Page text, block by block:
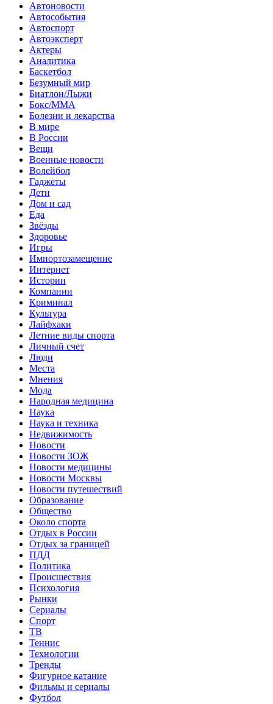
Автоновости
Автособытия
Автоспорт
Автоэксперт
Актеры
Аналитика
Баскетбол
Безумный мир
Биатлон/Лыжи
Бокс/MMA
Болезни и лекарства
В мире
В России
Вещи
Военные новости
Волейбол
Гаджеты
Дети
Дом и сад
Еда
Звёзды
Здоровье
Игры
Импортозамещение
Интернет
Истории
Компании
Криминал
Культура
Лайфхаки
Летние виды спорта
Личный счет
Люди
Места
Мнения
Мода
Народная медицина
Наука
Наука и техника
Недвижимость
Новости
Новости ЗОЖ
Новости медицины
Новости Москвы
Новости путешествий
Образование
Общество
Около спорта
Отдых в России
Отдых за границей
ПДД
Политика
Происшествия
Психология
Рынки
Сериалы
Спорт
ТВ
Теннис
Технологии
Тренды
Фигурное катание
Фильмы и сериалы
Футбол